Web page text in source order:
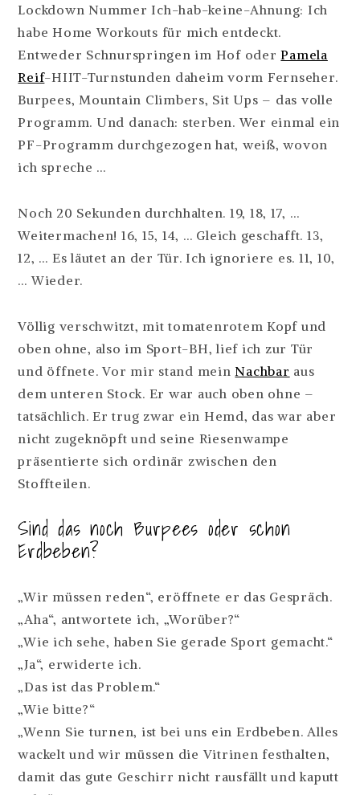
FÜR
DIE
VERSICHERUNG:
PAMELA
REIF
MIR
EINE
Lockdown Nummer Ich-hab-keine-Ahnung: Ich
habe Home Workouts für mich entdeckt.
Entweder Schnurspringen im Hof oderPamela
Reif-HIIT-Turnstunden daheim vorm Fernseher.
Burpees, Mountain Climbers, Sit Ups – das volle
Programm. Und danach: sterben. Wer einmal ein
PF-Programm durchgezogen hat, weiß, wovon
ich spreche …
Noch 20 Sekunden durchhalten. 19, 18, 17, …
Weitermachen! 16, 15, 14, … Gleich geschafft. 13,
12, … Es läutet an der Tür. Ich ignoriere es. 11, 10,
… Wieder.
Völlig verschwitzt, mit tomatenrotem Kopf und
oben ohne, also im Sport-BH, lief ich zur Tür
und öffnete. Vor mir stand mein Nachbar aus
dem unteren Stock. Er war auch oben ohne –
tatsächlich. Er trug zwar ein Hemd, das war aber
nicht zugeknöpft und seine Riesenwampe
präsentierte sich ordinär zwischen den
Stoffteilen.
Sind das noch Burpees oder schon
Erdbeben?
„Wir müssen reden“, eröffnete er das Gespräch.
„Aha“, antwortete ich, „Worüber?“
„Wie ich sehe, haben Sie gerade Sport gemacht.“
„Ja“, erwiderte ich.
„Das ist das Problem.“
„Wie bitte?“
„Wenn Sie turnen, ist bei uns ein Erdbeben. Alles
wackelt und wir müssen die Vitrinen festhalten,
damit das gute Geschirr nicht rausfällt und kaputt